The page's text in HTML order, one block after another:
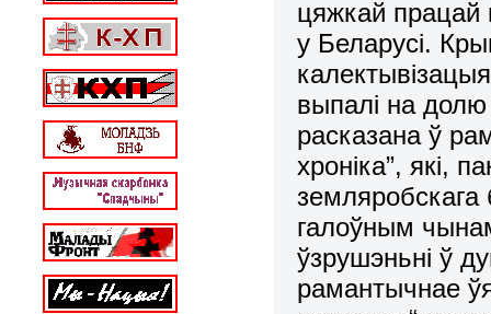
цяжкай працай
у Беларусі.
выпалі на долю
расказана ў
хроніка”, які,
галоўным
ўзрушэньні ў
рамантычнае